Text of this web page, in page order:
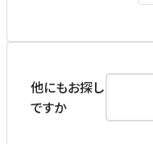
他にもお探し
ですか